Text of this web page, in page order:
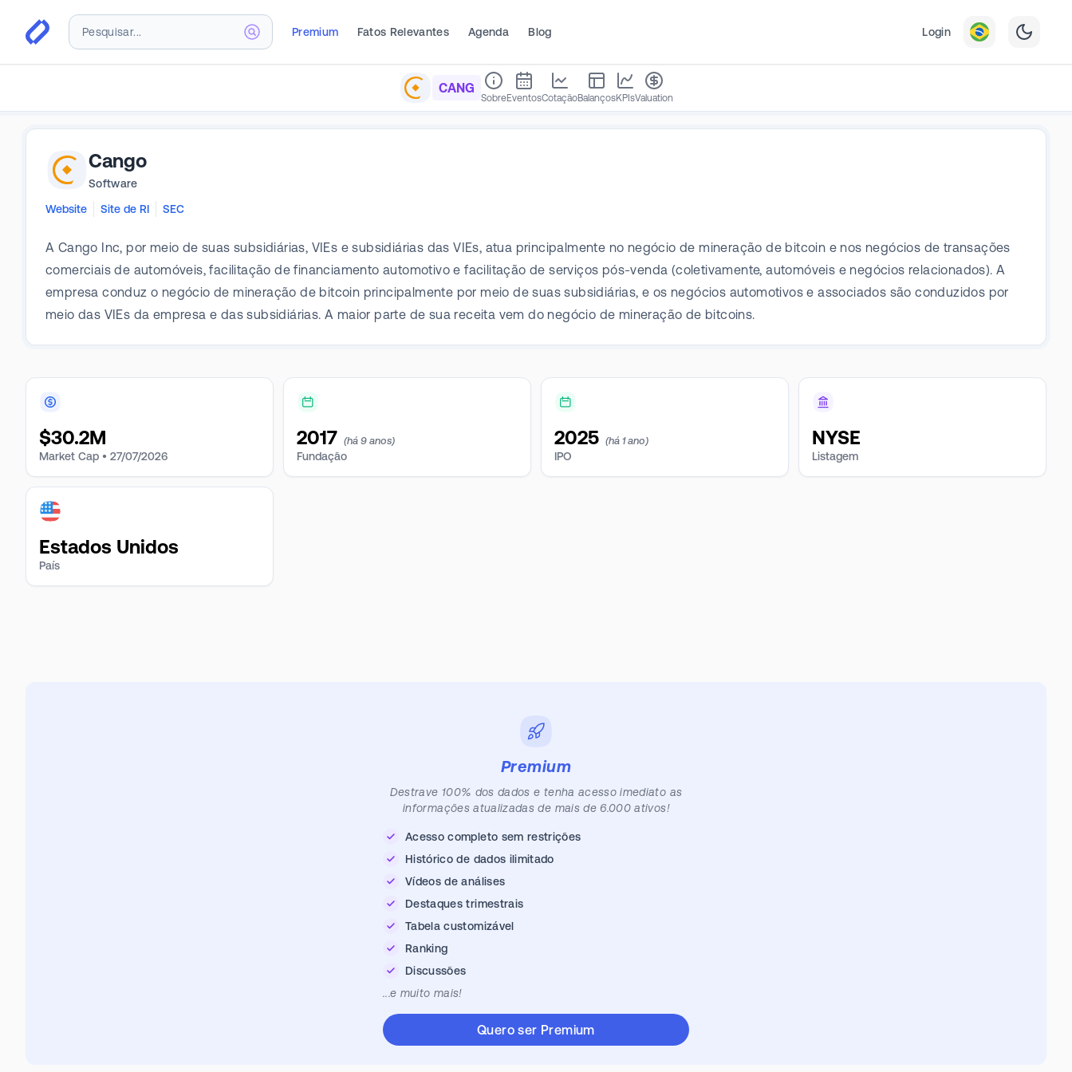
Premium Fatos Relevantes Agenda Blog Login
CANG
SobreEventosCotaçãoBalançosKPIsValuation
Cango
Software
Website
Site de RI SEC
A Cango Inc, por meio de suas subsidiárias, VIEs e subsidiárias das VIEs, atua principalmente no negócio de mineração de bitcoin e nos negócios de transações
comerciais de automóveis, facilitação de financiamento automotivo e facilitação de serviços pós-venda (coletivamente, automóveis e negócios relacionados). A
empresa conduz o negócio de mineração de bitcoin principalmente por meio de suas subsidiárias, e os negócios automotivos e associados são conduzidos por
meio das VIEs da empresa e das subsidiárias. A maior parte de sua receita vem do negócio de mineração de bitcoins.
$30.2M
Market Cap • 27/07/2026
2017 (há 9 anos)
Fundação
2025 (há 1 ano)
IPO
NYSE
Listagem
Estados Unidos
País
Premium
Destrave 100% dos dados e tenha acesso imediato as
informações atualizadas de mais de 6.000 ativos!
Acesso completo sem restrições
Histórico de dados ilimitado
Vídeos de análises
Destaques trimestrais
Tabela customizável
Ranking
Discussões
...e muito mais!
Quero ser Premium